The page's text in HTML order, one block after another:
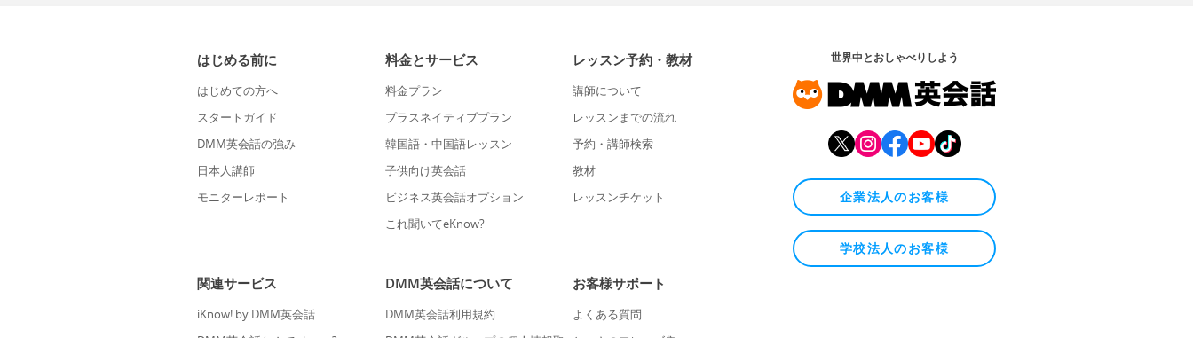
はじめる前に
はじめての方へ
スタートガイド
DMM英会話の強み
日本人講師
モニターレポート
料金とサービス
料金プラン
プラスネイティブプラン
韓国語・中国語レッスン
子供向け英会話
ビジネス英会話オプション
これ聞いてeKnow?
レッスン予約・教材
講師について
レッスンまでの流れ
予約・講師検索
教材
レッスンチケット
関連サービス
iKnow! by DMM英会話
DMM英会話について
DMM英会話利用規約
お客様サポート
よくある質問
世界中とおしゃべりしよう
企業法人のお客様
学校法人のお客様